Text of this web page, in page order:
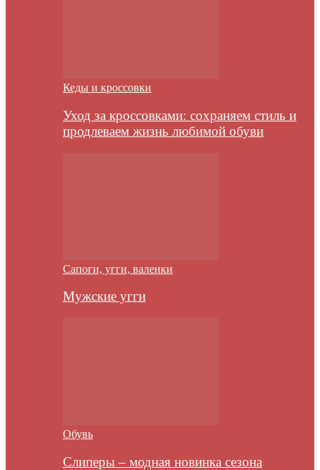
Кеды и кроссовки
Уход за кроссовками: сохраняем стиль и
продлеваем жизнь любимой обуви
Сапоги, угги, валенки
Мужские угги
Обувь
Слиперы – модная новинка сезона